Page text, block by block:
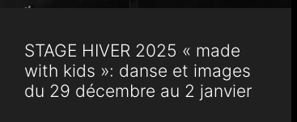
STAGE HIVER 2025 « made
with kids »: danse et images
du 29 décembre au 2 janvier